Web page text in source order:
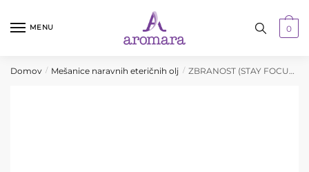
MENU 0
Domov / Mešanice naravnih eteričnih olj / ZBRANOST (STAY FOCUSED), 10 ml